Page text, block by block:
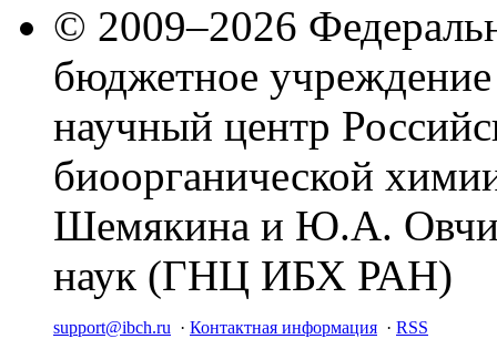
© 2009–2026
бюджетное
научный центр
биоорганической
Шемякина и Ю.А.
наук (ГНЦ ИБХ РАН)
support@ibch.ru · Контактная информация · RSS